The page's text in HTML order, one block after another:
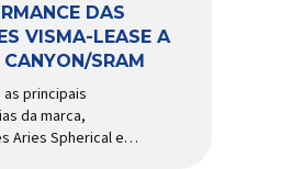
DAS
VISMA-LEASE A
CANYON/SRAM
as principais
da marca,
Aries Spherical e